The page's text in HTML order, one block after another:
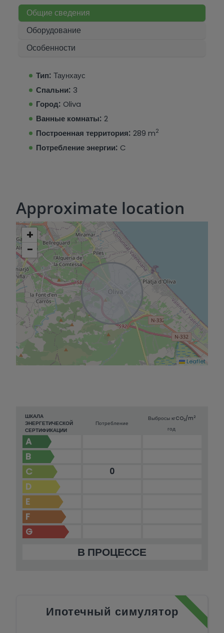
Общие сведения
Оборудование
Особенности
Тип: Таунхаус
Спальни: 3
Город: Oliva
Ванные комнаты: 2
Построенная территория: 289 m2
Потребление энергии: C
Approximate location
+
−
Leaflet
ШКАЛА
ЭНЕРГЕТИЧЕСКОЙ
СЕРТИФИКАЦИИ
Потребление
Выбросы кгCO2/m2
год
A
B
C
0
D
E
F
G
В ПРОЦЕССЕ
Ипотечный симулятор